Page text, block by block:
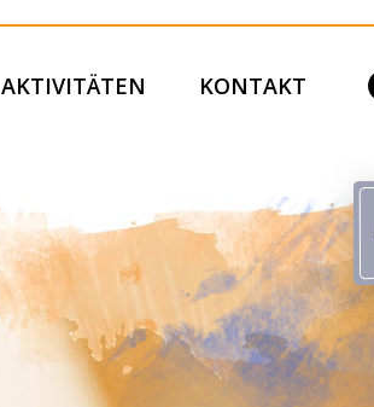
AKTIVITÄTEN KONTAKT